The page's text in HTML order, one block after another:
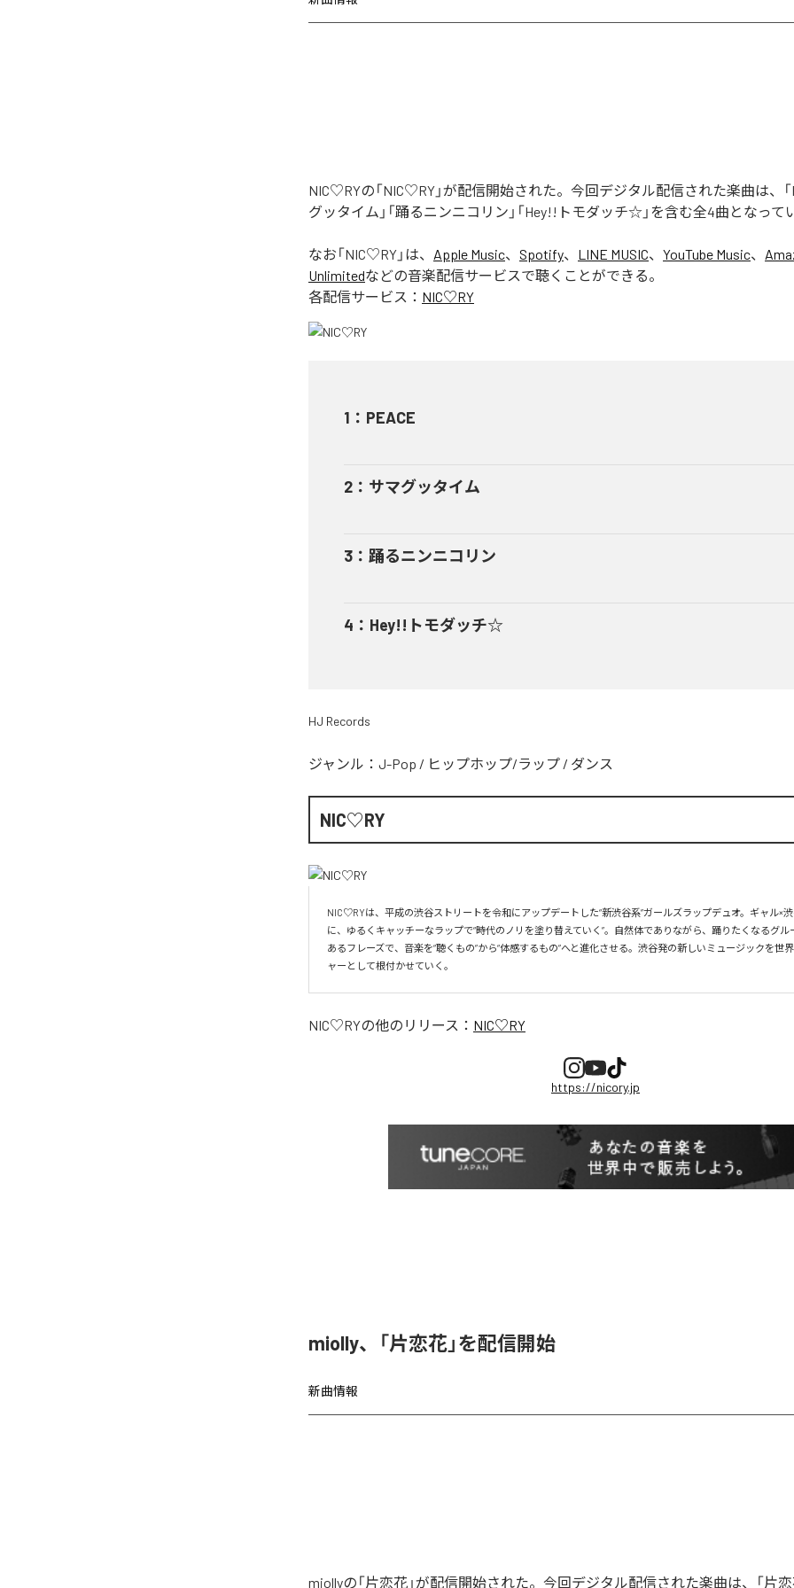
NIC♡RYの「NIC♡RY」が配信開始された。今回デジタル配信された楽曲は、「
グッタイム」「踊るニンニコリン」「Hey!!トモダッチ☆」を含む全4曲となって
なお「NIC♡RY 」は、 Apple Music、 Spotify、 LINE MUSIC、 YouTube Music、
Unlimitedなどの音楽配信サービスで聴くことができる。
各配信サービス： NIC♡RY
1 ： PEACE
2 ： サマグッタイム
3 ： 踊るニンニコリン
4 ： Hey!!トモダッチ☆
HJ Records
ジャンル： J-Pop / ヒップホップ/ラップ / ダンス
NIC♡RY
NIC♡RYは、平成の渋谷ストリートを令和にアップデートした“新渋谷系”ガールズラップデュオ。ギャル×
に、ゆるくキャッチーなラップで“時代のノリを塗り替えていく”。自然体でありながら、踊りたくなるグル
あるフレーズで、音楽を“聴くもの”から“体感するもの”へと進化させる。渋谷発の新しいミュージックを世
ャーとして根付かせていく。
NIC♡RYの他のリリース： NIC♡RY
https://nicory.jp
miolly、「片恋花」を配信開始
新曲情報
miollyの「片恋花」が配信開始された。今回デジタル配信された楽曲は、「片恋